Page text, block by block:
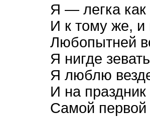
Я — легка как
И к тому же, и
Любопытней
Я нигде
Я люблю
И на праздник
Самой первой